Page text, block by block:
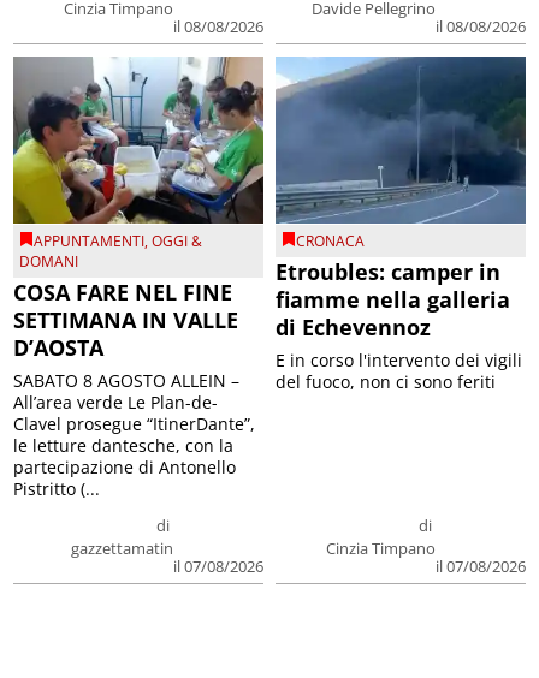
Cinzia Timpano
il 08/08/2026
Davide Pellegrino
il 08/08/2026
APPUNTAMENTI,OGGI &
DOMANI
COSA FARE NEL FINE
SETTIMANA IN VALLE
D’AOSTA
di
gazzettamatin
il 07/08/2026
SABATO 8 AGOSTO ALLEIN –
All’area verde Le Plan-de-
Clavel prosegue “ItinerDante”,
le letture dantesche, con la
partecipazione di Antonello
Pistritto (...
CRONACA
Etroubles: camper in
fiamme nella galleria
di Echevennoz
di
Cinzia Timpano
il 07/08/2026
E in corso l'intervento dei vigili
del fuoco, non ci sono feriti